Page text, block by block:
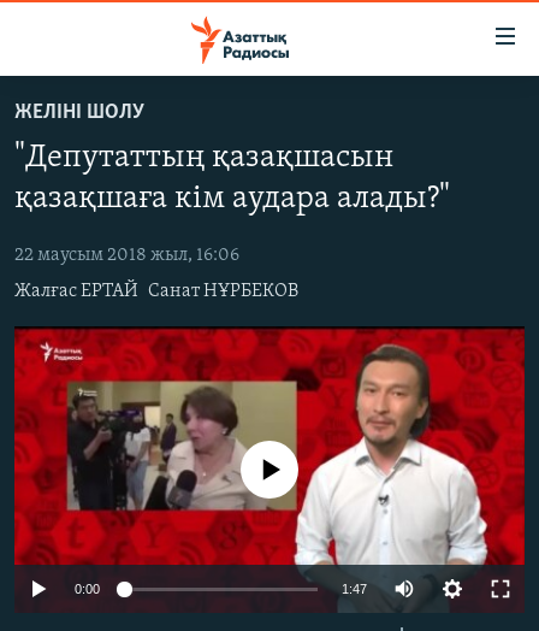
to
main
content
Skip
to
Skip
to
Search
САЯСАТ
AZATTYQTV
ҚАҢТАР ОҚИҒАСЫ
АДАМ ҚҰҚЫҚТАРЫ
ӘЛЕУМЕТ
ӘЛЕМ
АРНАЙЫ ЖОБАЛАР
Русский
ЖАЗЫЛЫҢЫЗ
ЖЕЛІНІ ШОЛУ
"Депутаттың қазақшасын
қазақшаға кім аудара алады?"
22 маусым 2018 жыл, 16:06
Жалғас ЕРТАЙ Санат НҰРБЕКОВ
No media source currently available
0:00 1:47